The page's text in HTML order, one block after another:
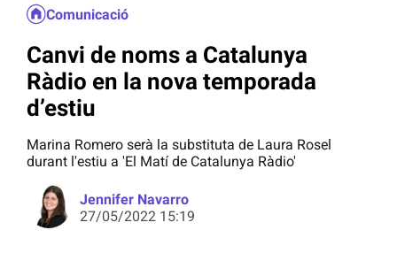
Comunicació
Canvi de noms a Catalunya
Ràdio en la nova temporada
d’estiu
Marina Romero serà la substituta de Laura Rosel
durant l'estiu a 'El Matí de Catalunya Ràdio'
Jennifer Navarro
27/05/2022 15:19